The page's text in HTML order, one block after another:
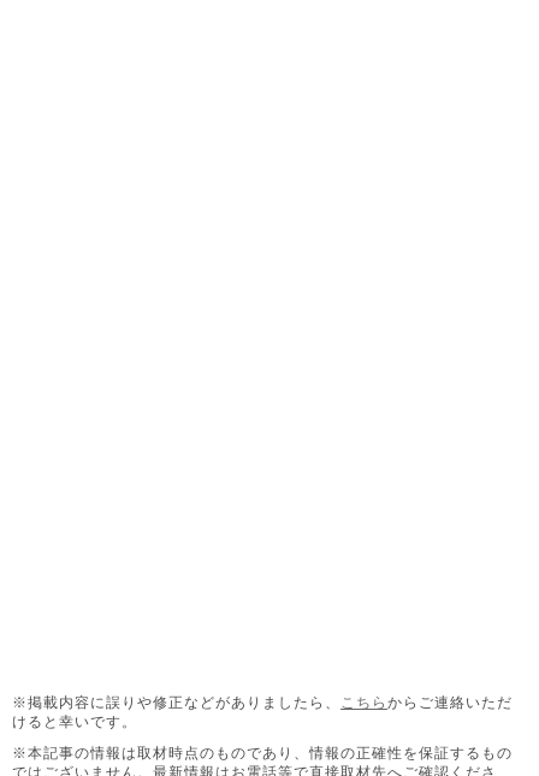
※掲載内容に誤りや修正などがありましたら、 こちら からご連絡いただ
けると幸いです。
※本記事の情報は取材時点のものであり、情報の正確性を保証するもの
ではございません。 最新情報はお電話等で直接取材先へご確認くださ